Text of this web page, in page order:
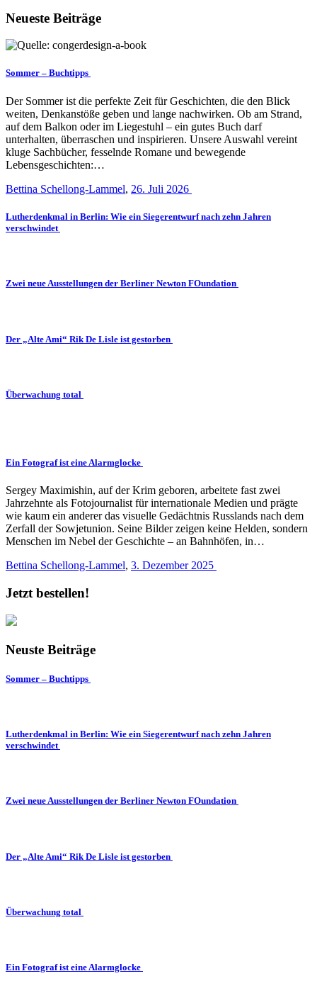
Neueste Beiträge
Sommer – Buchtipps
Der Sommer ist die perfekte Zeit für Geschichten, die den Blick
weiten, Denkanstöße geben und lange nachwirken. Ob am Strand,
auf dem Balkon oder im Liegestuhl – ein gutes Buch darf
unterhalten, überraschen und inspirieren. Unsere Auswahl vereint
kluge Sachbücher, fesselnde Romane und bewegende
Lebensgeschichten:…
Bettina Schellong-Lammel, 26. Juli 2026
Lutherdenkmal in Berlin: Wie ein Siegerentwurf nach zehn Jahren
verschwindet
Zwei neue Ausstellungen der Berliner Newton FOundation
Der „Alte Ami“ Rik De Lisle ist gestorben
Überwachung total
Ein Fotograf ist eine Alarmglocke
Sergey Maximishin, auf der Krim geboren, arbeitete fast zwei
Jahrzehnte als Fotojournalist für internationale Medien und prägte
wie kaum ein anderer das visuelle Gedächtnis Russlands nach dem
Zerfall der Sowjetunion. Seine Bilder zeigen keine Helden, sondern
Menschen im Nebel der Geschichte – an Bahnhöfen, in…
Bettina Schellong-Lammel, 3. Dezember 2025
Jetzt bestellen!
Neuste Beiträge
Sommer – Buchtipps
Lutherdenkmal in Berlin: Wie ein Siegerentwurf nach zehn Jahren
verschwindet
Zwei neue Ausstellungen der Berliner Newton FOundation
Der „Alte Ami“ Rik De Lisle ist gestorben
Überwachung total
Ein Fotograf ist eine Alarmglocke